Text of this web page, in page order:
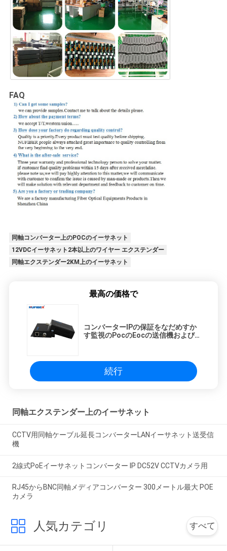
FAQ
同軸コンバーター上のPOCのイーサネット
12VDCイーサネット2本以上のワイヤー エクステンダー
同軸エクステンダー2KM上のイーサネット
最高の価格で
コンバーターIPの保証をなだめすか
す監視のPocのEocの送信機および
続行
同軸エクステンダー上のイーサネット
CCTV用同軸ケーブル延長コンバーターLANイーサネット送受信
機
2線式PoEイーサネットコンバーター IP DC52V CCTVカメラ用
RJ45からBNC同軸メディアコンバーター 300メートル最大 POE
カメラ
人気カテゴリ すべて